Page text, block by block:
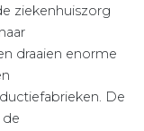
ziekenhuiszorg
draaien enorme
De
de